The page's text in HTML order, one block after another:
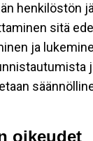
henkilöstön
sitä
ja
oikeudet